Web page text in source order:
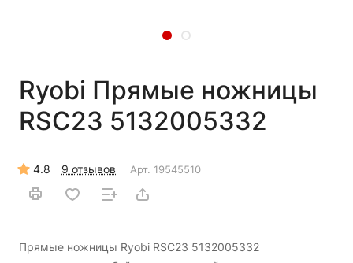
Ryobi Прямые ножницы
RSC23 5132005332
4.8 9 отзывов Арт. 19545510
Прямые ножницы Ryobi RSC23 5132005332